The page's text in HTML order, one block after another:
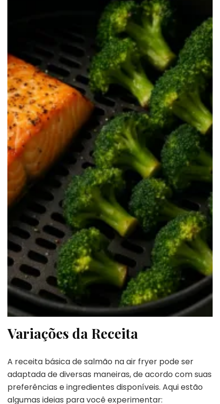
Variações da Receita
A receita básica de salmão na air fryer pode ser
adaptada de diversas maneiras, de acordo com suas
preferências e ingredientes disponíveis. Aqui estão
algumas ideias para você experimentar: